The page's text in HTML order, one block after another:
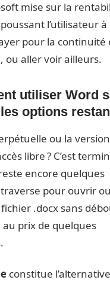
mise sur la
l’utilisateur à
pour la continuité
ou aller voir ailleurs.
utiliser Word
options
ou la
libre ? C’est
encore quelques
pour ouvrir ou
.docx sans
prix de quelques
constitue